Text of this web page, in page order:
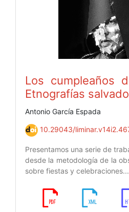
Los cumpleaños
Etnografías
Antonio García Espada
10.29043/
Presentamos una serie de
desde la metodología de la
sobre fiestas y celebraciones...